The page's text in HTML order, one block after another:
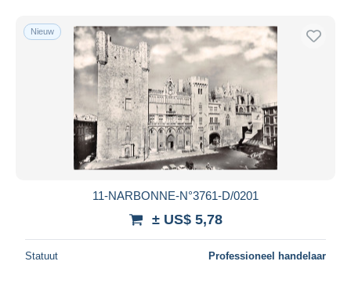
Nieuw
11-NARBONNE-N°3761-D/0201
± US$ 5,78
Statuut Professioneel handelaar